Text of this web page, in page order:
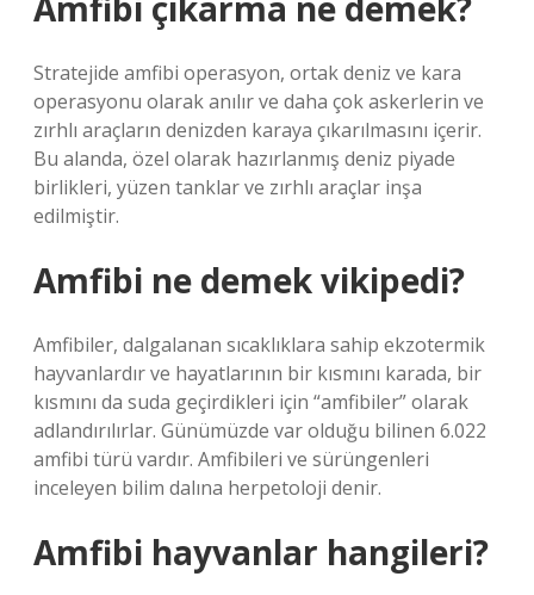
Stratejide amfibi operasyon, ortak deniz ve kara
operasyonu olarak anılır ve daha çok askerlerin ve
zırhlı araçların denizden karaya çıkarılmasını içerir.
Bu alanda, özel olarak hazırlanmış deniz piyade
birlikleri, yüzen tanklar ve zırhlı araçlar inşa
edilmiştir.
Amfibi ne demek vikipedi?
Amfibiler, dalgalanan sıcaklıklara sahip ekzotermik
hayvanlardır ve hayatlarının bir kısmını karada, bir
kısmını da suda geçirdikleri için “amfibiler” olarak
adlandırılırlar. Günümüzde var olduğu bilinen 6.022
amfibi türü vardır. Amfibileri ve sürüngenleri
inceleyen bilim dalına herpetoloji denir.
Amfibi hayvanlar hangileri?